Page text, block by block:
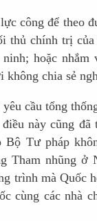
công để theo
thủ chính trị
hoặc
chia sẻ
cầu tổng
này cũng
Bộ Tư pháp
Tham nhũng ở
trình mà Quốc
cùng các nhà